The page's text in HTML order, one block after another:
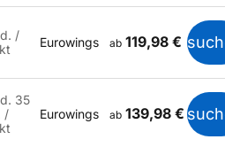
/
Eurowings ab 119,98 €
35
/
Eurowings ab 139,98 €